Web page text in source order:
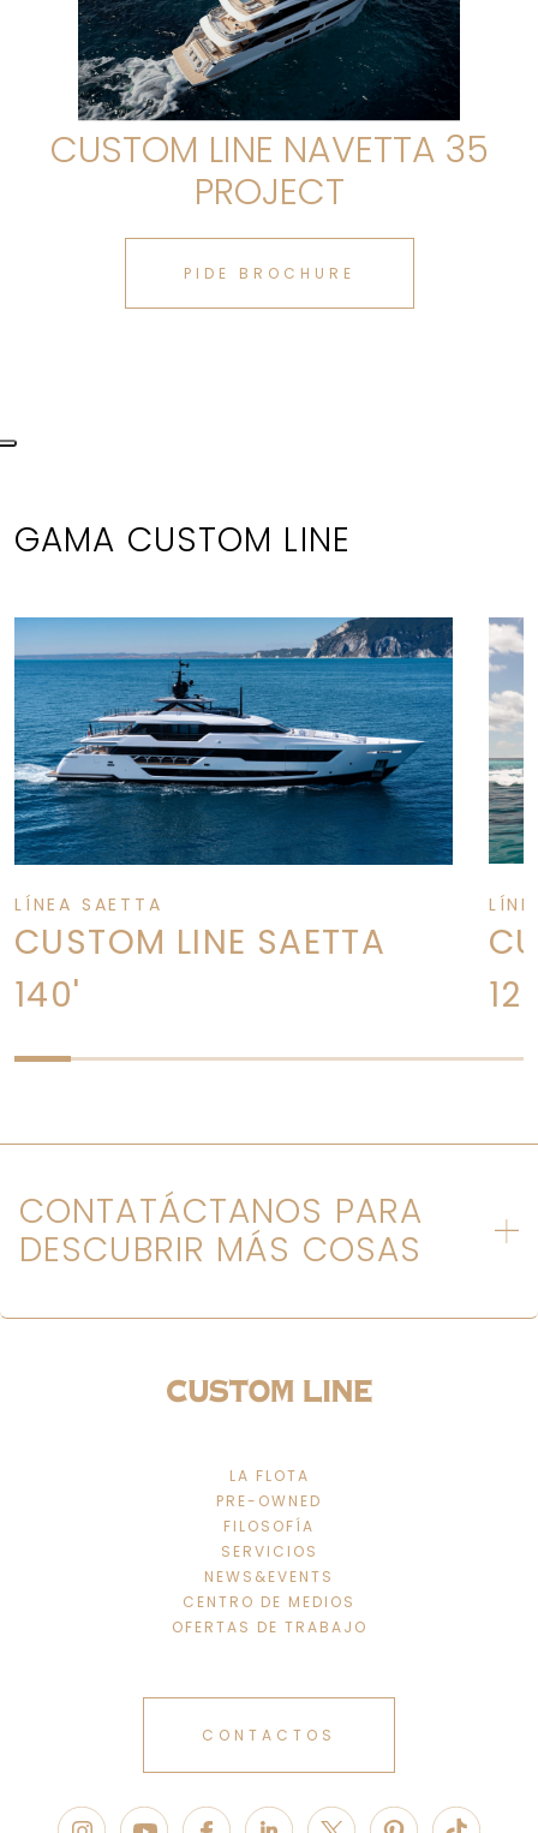
CUSTOM LINE NAVETTA 35
PROJECT
PIDE BROCHURE
GAMA CUSTOM LINE
LÍNEA SAETTA
CUSTOM LINE SAETTA
140'
CONTATÁCTANOS PARA
DESCUBRIR MÁS COSAS
LA FLOTA
PRE-OWNED
FILOSOFÍA
SERVICIOS
NEWS&EVENTS
CENTRO DE MEDIOS
OFERTAS DE TRABAJO
CONTACTOS